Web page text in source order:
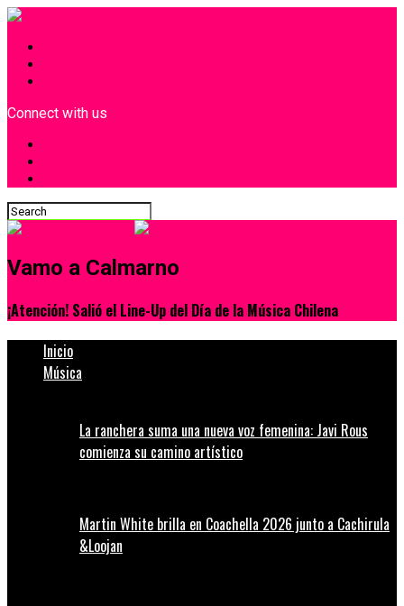
Connect with us
Vamo a Calmarno
¡Atención! Salió el Line-Up del Día de la Música Chilena
Inicio
Música
La ranchera suma una nueva voz femenina: Javi Rous
comienza su camino artístico
Martin White brilla en Coachella 2026 junto a Cachirula
&Loojan